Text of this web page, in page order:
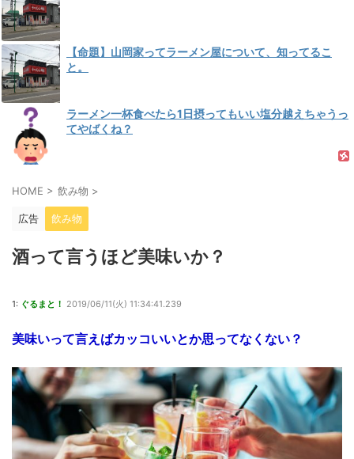
【命題】山岡家ってラーメン屋について、知ってるこ
と。
ラーメン一杯食べたら1日摂ってもいい塩分越えちゃうっ
てやばくね？
HOME > 飲み物 >
広告 飲み物
酒って言うほど美味いか？
1: ぐるまと！ 2019/06/11(火) 11:34:41.239
美味いって言えばカッコいいとか思ってなくない？